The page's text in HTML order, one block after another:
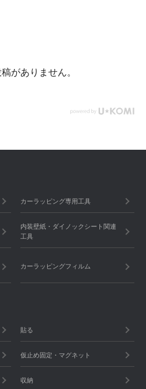
がありません。
カーラッピング専用工具
内装壁紙・ダイノックシート関連
工具
カーラッピングフィルム
貼る
仮止め固定・マグネット
収納